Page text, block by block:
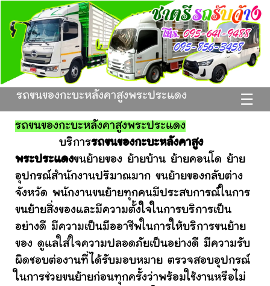
☰
รถขนของกะบะหลังคาสูงพระประแดง
รถขนของกะบะหลังคาสูงพระประแดง
บริการรถขนของกะบะหลังคาสูง
พระประแดงขนย้ายของ ย้ายบ้าน ย้ายคอนโด ย้าย
อุปกรณ์สำนักงานปริมาณมาก ขนย้ายของกลับต่าง
จังหวัด พนักงานขนย้ายทุกคนมีประสบการณ์ในการ
ขนย้ายสิ่งของและมีความตั้งใจในการบริการเป็น
อย่างดี มีความเป็นมืออาชีพในการให้บริการขนย้าย
ของ ดูแลใส่ใจความปลอดภัยเป็นอย่างดี มีความรับ
ผิดชอบต่องานที่ได้รับมอบหมาย ตรวจสอบอุปกรณ์
ในการช่วยขนย้ายก่อนทุกครั้งว่าพร้อมใช้งานหรือไม่